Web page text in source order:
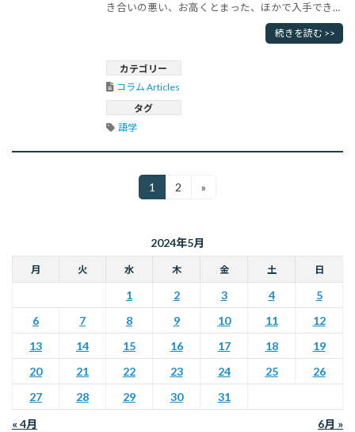
き合いの悪い、お高くとまった、ほかで入手できな
い、高級品を扱う」といった意味もあり、副詞にし
てexclusivelyというと「もっぱら、独占的に」とい
は、優位的な地位を確保することになるわけです。
英語では独自･･･
続きを読む >>
カテゴリー
コラム Articles
タグ
語学
送
り
固
定
ジ
1
固
ー
ジ
2 »
2024年5月
月 火 水 木 金 土 日
1 2 3 4
5
6
7 8 9 10 11
12
13
14 15 16 17 18
19
20
21 22 23 24 25
26
27
28 29 30
31
« 4月
6月 »